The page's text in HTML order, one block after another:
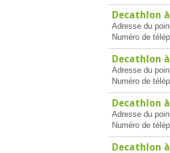
Decathlon
Adresse du
Numéro de
Decathlon
Adresse du
Numéro de
Decathlon
Adresse du
Numéro de
Decathlon